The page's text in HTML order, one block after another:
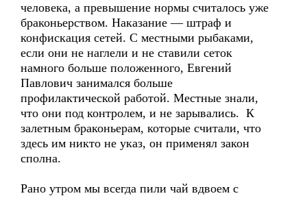
человека, а превышение нормы считалось уже
браконьерством. Наказание — штраф и
конфискация сетей. С местными рыбаками,
если они не наглели и не ставили сеток
намного больше положенного, Евгений
Павлович занимался больше
профилактической работой. Местные знали,
что они под контролем, и не зарывались. К
залетным браконьерам, которые считали, что
здесь им никто не указ, он применял закон
сполна.
Рано утром мы всегда пили чай вдвоем с